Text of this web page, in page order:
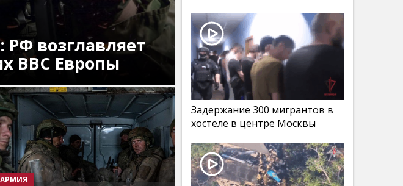
возглавляет
ВВС Европы
АРМИЯ
Задержание 300 мигрантов в
хостеле в центре Москвы